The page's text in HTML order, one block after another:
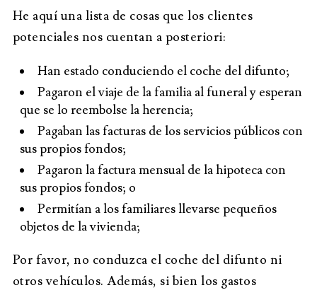
He aquí una lista de cosas que los clientes
potenciales nos cuentan a posteriori:
Han estado conduciendo el coche del difunto;
Pagaron el viaje de la familia al funeral y esperan
que se lo reembolse la herencia;
Pagaban las facturas de los servicios públicos con
sus propios fondos;
Pagaron la factura mensual de la hipoteca con
sus propios fondos; o
Permitían a los familiares llevarse pequeños
objetos de la vivienda;
Por favor, no conduzca el coche del difunto ni
otros vehículos. Además, si bien los gastos